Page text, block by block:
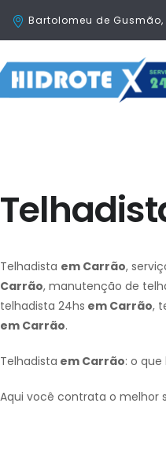
Bartolomeu de
Telhadista em Carrão,
Carrão, manutenção de
telhadista 24hs em Carrão,
em Carrão.
Telhadista em Carrão: o
Aqui você contrata o melhor